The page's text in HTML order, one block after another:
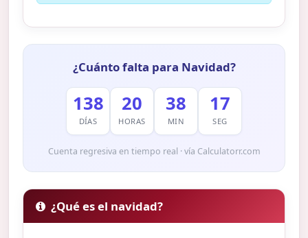
¿Cuánto falta para Navidad?
138
DÍAS
20
HORAS
38
MIN
16
SEG
Cuenta regresiva en tiempo real · vía Calculatorr.com
¿Qué es el navidad?